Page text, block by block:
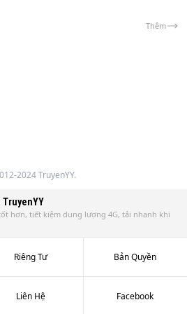
thần bí... Chào mừng đi vào thế Thêm
2024 TruyenYY.
TruyenYY
hơn, tiết kiệm dung lượng 4G, tải nhanh khi
Riêng Tư Bản Quyền
Liên Hệ Facebook